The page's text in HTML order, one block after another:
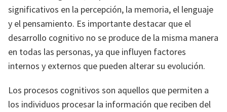
significativos en la percepción, la memoria, el lenguaje
y el pensamiento. Es importante destacar que el
desarrollo cognitivo no se produce de la misma manera
en todas las personas, ya que influyen factores
internos y externos que pueden alterar su evolución.
Los procesos cognitivos son aquellos que permiten a
los individuos procesar la información que reciben del